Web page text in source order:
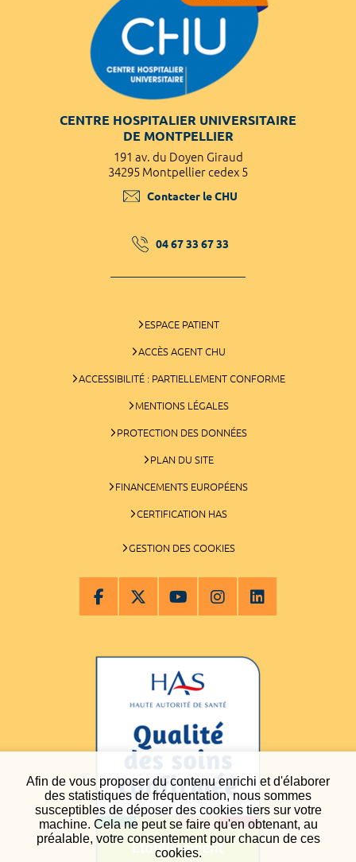
Afin de vous proposer du contenu enrichi et d'élaborer
des statistiques de fréquentation, nous sommes
susceptibles de déposer des cookies tiers sur votre
machine. Cela ne peut se faire qu'en obtenant, au
préalable, votre consentement pour chacun de ces
cookies.
CENTRE HOSPITALIER UNIVERSITAIRE
DE MONTPELLIER
191 av. du Doyen Giraud
34295 Montpellier cedex 5
Contacter le CHU
04 67 33 67 33
ESPACE PATIENT
ACCÈS AGENT CHU
ACCESSIBILITÉ : PARTIELLEMENT CONFORME
MENTIONS LÉGALES
PROTECTION DES DONNÉES
PLAN DU SITE
FINANCEMENTS EUROPÉENS
CERTIFICATION HAS
GESTION DES COOKIES